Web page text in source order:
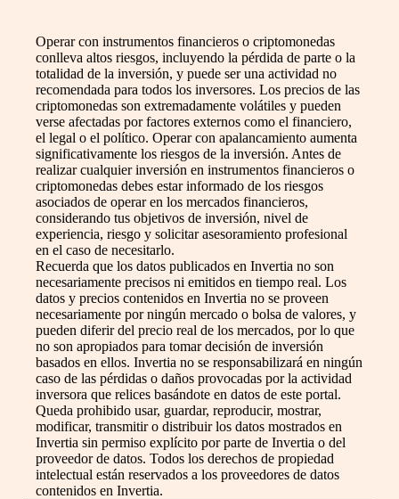
Operar con instrumentos financieros o criptomonedas
conlleva altos riesgos, incluyendo la pérdida de parte o la
totalidad de la inversión, y puede ser una actividad no
recomendada para todos los inversores. Los precios de las
criptomonedas son extremadamente volátiles y pueden
verse afectadas por factores externos como el financiero,
el legal o el político. Operar con apalancamiento aumenta
significativamente los riesgos de la inversión. Antes de
realizar cualquier inversión en instrumentos financieros o
criptomonedas debes estar informado de los riesgos
asociados de operar en los mercados financieros,
considerando tus objetivos de inversión, nivel de
experiencia, riesgo y solicitar asesoramiento profesional
en el caso de necesitarlo.
Recuerda que los datos publicados en Invertia no son
necesariamente precisos ni emitidos en tiempo real. Los
datos y precios contenidos en Invertia no se proveen
necesariamente por ningún mercado o bolsa de valores, y
pueden diferir del precio real de los mercados, por lo que
no son apropiados para tomar decisión de inversión
basados en ellos. Invertia no se responsabilizará en ningún
caso de las pérdidas o daños provocadas por la actividad
inversora que relices basándote en datos de este portal.
Queda prohibido usar, guardar, reproducir, mostrar,
modificar, transmitir o distribuir los datos mostrados en
Invertia sin permiso explícito por parte de Invertia o del
proveedor de datos. Todos los derechos de propiedad
intelectual están reservados a los proveedores de datos
contenidos en Invertia.